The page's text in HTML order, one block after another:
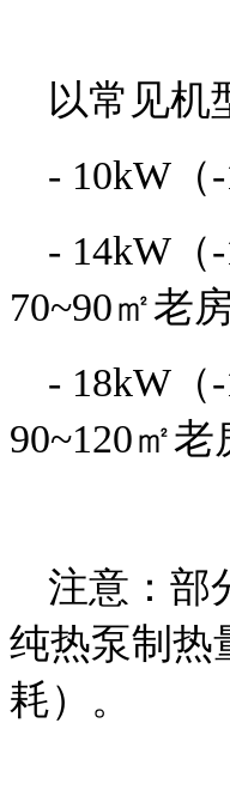
以常见机
- 10kW
- 14kW（
70~90㎡老
- 18kW（
90~120㎡老
注意：部
纯热泵制热
耗）。